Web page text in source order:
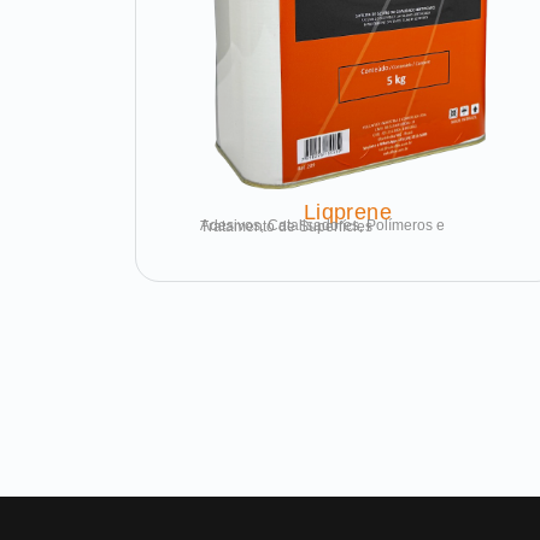
Liqprene
Adesivos, Catalisadores, Polímeros e Tratamento de Superfícies